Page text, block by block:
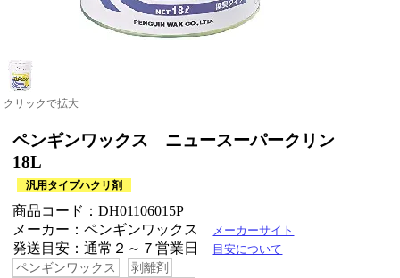
クリックで拡大
ペンギンワックス ニュースーパークリン
18L
汎用タイプハクリ剤
商品コード：DH01106015P
メーカー：ペンギンワックス
メーカーサイト
発送目安：通常２～７営業日 目安について
ペンギンワックス
剥離剤